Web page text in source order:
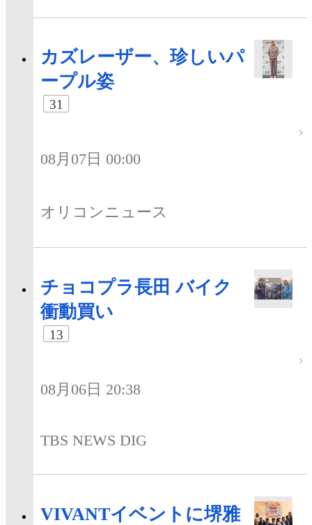
カズレーザー、珍しいパ
ープル姿
31
08月07日 00:00
オリコンニュース
チョコプラ長田 バイク
衝動買い
13
08月06日 20:38
TBS NEWS DIG
VIVANTイベントに堺雅